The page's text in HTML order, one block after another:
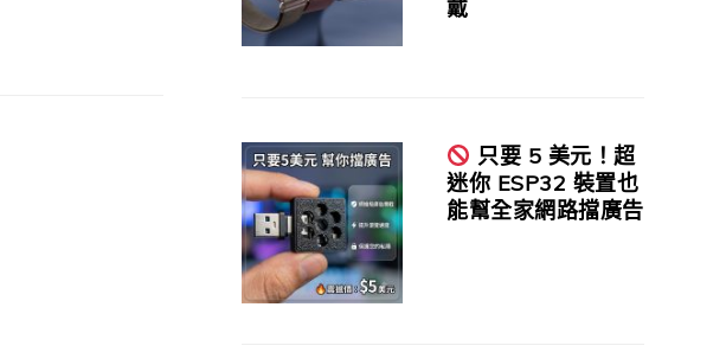
戴
只要 5 美元！超
迷你 ESP32 裝置也
能幫全家網路擋廣告